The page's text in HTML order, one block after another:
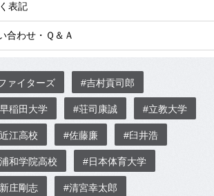
表記
合わせ・Ｑ＆Ａ
ァイターズ #吉村貢司郎
稲田大学 #荘司康誠 #立教大学
江高校 #佐藤廉 #臼井浩
和学院高校 #日本体育大学
庄剛志 #清宮幸太郎